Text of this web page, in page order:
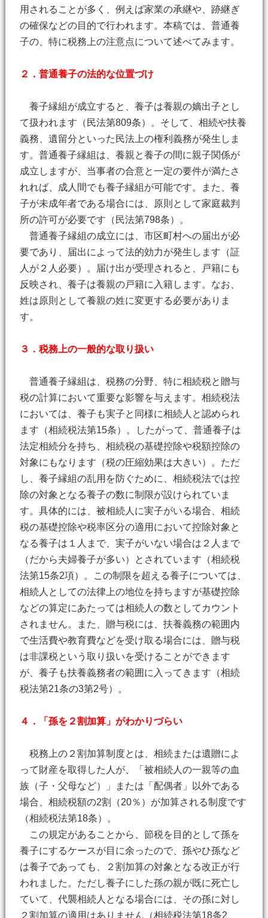
用されることが多く、例えば家業の承継や、跡継ぎ
の確保などの目的で行われます。本稿では、普通養
子の、特に税務上の注意点について述べてみます。
２．普通養子の法的な位置づけ
養子縁組が成立すると、養子は養親の嫡出子とし
て扱われます（民法第809条）。そして、相続や扶養
義務、遺留分といった民法上の権利義務が発生しま
す。普通養子縁組は、養親と養子の間に親子関係が
成立しますが、当事者の合意と一定の要件が満たさ
れれば、成人間でも養子縁組が可能です。また、養
子が未成年者である場合には、原則として家庭裁判
所の許可が必要です（民法第798条）。
普通養子縁組の成立には、市区町村への届出が必
要であり、届出によって法的効力が発生します（証
人が２人必要）。届け出が受理されると、戸籍にも
反映され、養子は養親の戸籍に入籍します。なお、
姓は原則として養親の姓に変更する必要がありま
す。
３．税務上の一般的な取り扱い
普通養子縁組は、税務の分野、特に相続税と贈与
税の計算において重要な影響を与えます。相続税法
においては、養子も実子と同様に相続人と認められ
ます（相続税法第15条）。したがって、普通養子は
法定相続分を持ち、相続税の基礎控除や税額控除の
対象にもなります（税の圧縮効果は大きい）。ただ
し、養子縁組の乱用を防ぐために、相続税法では控
除の対象となる養子の数に制限が設けられていま
す。具体的には、被相続人に実子がいる場合、相続
税の基礎控除や税率区分の適用において控除対象と
なる養子は１人まで、実子がいない場合は２人まで
（だから夫婦養子が多い）とされています（相続税
法第15条2項）。この制限を超える養子については、
相続人としての法律上の地位を持ちますが基礎控除
などの算定にあたっては相続人の数としてカウント
されません。また、贈与税には、扶養義務の範囲内
で生活費や教育費などを受け取る場合には、贈与税
は非課税という取り扱いを受けることができます
が、養子も扶養義務者の範囲に入ってきます（相続
税法第21条の3第2号）。
４．「孫を２割加算」がわかりづらい
税務上の２割加算制度とは、相続または遺贈によ
って財産を取得した人が、「被相続人の一親等の血
族（子・父母など）」または「配偶者」以外である
場合、相続税額の2割（20％）が加算される制度です
（相続税法第18条）。
この規定があることから、節税を目的として孫を
養子にするケースが目に余ったので、孫やひ孫など
は養子であっても、２割加算の対象となる改正が行
われました。ただし養子にした孫の親が既に死亡し
ていて、代襲相続人となる場合には、その孫に対し
２割加算の適用はありません（相続税法第18条2